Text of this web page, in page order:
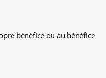
bénéfice ou au bénéfice